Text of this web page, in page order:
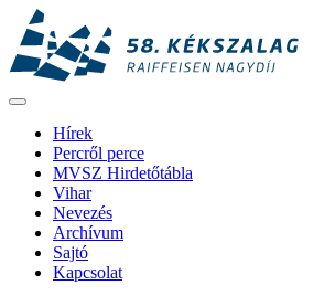
Hírek
Percről perce
MVSZ Hirdetőtábla
Vihar
Nevezés
Archívum
Sajtó
Kapcsolat